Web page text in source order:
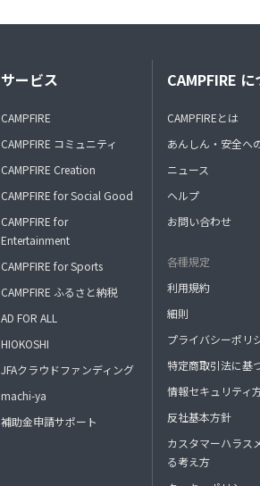
サービス
CAMPFIRE
CAMPFIRE コミュニティ
CAMPFIRE Creation
CAMPFIRE for Social Good
CAMPFIRE for
Entertainment
CAMPFIRE for Sports
CAMPFIRE ふるさと納税
AD FOR ALL
HIOKOSHI
JFAクラウドファンディング
machi-ya
補助金申請サポート
CAMPFIRE
CAMPFIREとは
あんしん・安全へ
ニュース
ヘルプ
お問い合わせ
各種規定
利用規約
細則
プライバシーポリ
特定商取引法に基
情報セキュリティ
反社基本方針
カスタマーハラス
る考え方